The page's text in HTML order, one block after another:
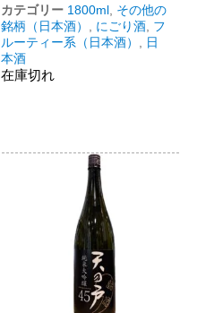
カテゴリー 1800ml, その他の
銘柄（日本酒） , にごり酒, フ
ルーティー系（日本酒） , 日
本酒
在庫切れ